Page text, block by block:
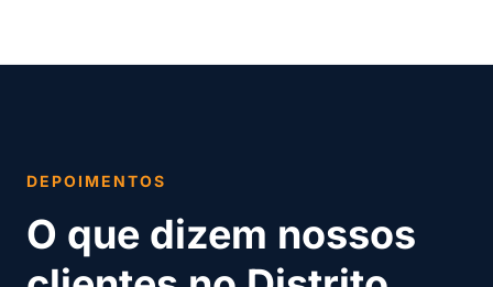
DEPOIMENTOS
O que dizem nossos